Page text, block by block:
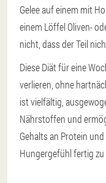
Gelee auf einem mit
einem Löffel Oliven-
nicht, dass der Teil
Diese Diät für eine
verlieren, ohne
ist vielfältig,
Nährstoffen und
Gehalts an Protein
Hungergefühl fertig zu